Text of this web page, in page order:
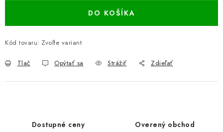
DO KOŠÍKA
Kód tovaru: Zvoľte variant
Tlač Opýtať sa Strážiť Zdieľať
Dostupné ceny Overený obchod